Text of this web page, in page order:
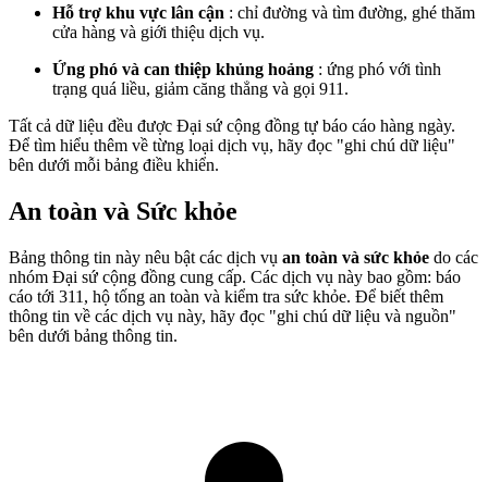
Hỗ trợ khu vực lân cận : chỉ đường và tìm đường, ghé thăm
cửa hàng và giới thiệu dịch vụ.
Ứng phó và can thiệp khủng hoảng : ứng phó với tình
trạng quá liều, giảm căng thẳng và gọi 911.
Tất cả dữ liệu đều được Đại sứ cộng đồng tự báo cáo hàng ngày.
Để tìm hiểu thêm về từng loại dịch vụ, hãy đọc "ghi chú dữ liệu"
bên dưới mỗi bảng điều khiển.
An toàn và Sức khỏe
Bảng thông tin này nêu bật các dịch vụ an toàn và sức khỏe do các
nhóm Đại sứ cộng đồng cung cấp. Các dịch vụ này bao gồm: báo
cáo tới 311, hộ tống an toàn và kiểm tra sức khỏe. Để biết thêm
thông tin về các dịch vụ này, hãy đọc "ghi chú dữ liệu và nguồn"
bên dưới bảng thông tin.